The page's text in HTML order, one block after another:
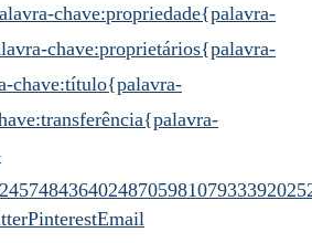
chave:propriedade{palavra-
chave:proprietários{palavra-
chave:título{palavra-
{palavra-
024870598107933392
PinterestEmail